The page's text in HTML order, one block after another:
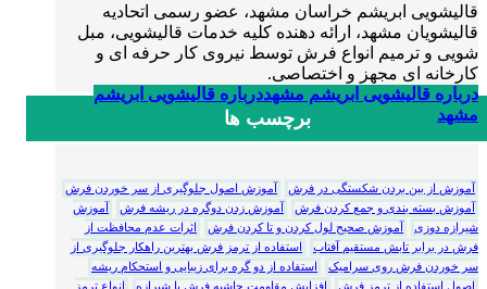
قالیشویی ابریشم خراسان مشهد، عضو رسمی اتحادیه
قالیشویان مشهد، ارائه دهنده کلیه خدمات قالیشویی، مبل
شویی و ترمیم انواع فرش توسط نیروی کار حرفه ای و
کارخانه ای مجهز و اختصاصی.
درباره قالیشویی ابریشم مشهددرباره قالیشویی ابریشم
مشهد
برچسب ها
آموزش از بین بردن شکستگی در فرش
آموزش اصول جلوگیری از سر خوردن فرش
آموزش بسته بندی و جمع کردن فرش
آموزش زدن دوگره در ریشه فرش
آموزش
شیرازه دوزی
آموزش صحیح لول کردن و تا کردن فرش
اثرات عدم محافظت از
فرش در برابر تابش مستقیم آفتاب
استفاده از ترمز فرش بهترین راهکار جلوگیری از
سر خوردن فرش روی سرامیک
استفاده از دو گره برای زیبایی و استحکام ریشه
اصول استفاده از ترمز فرش
افزایش مقاومت حاشیه فرش با شیرازه
انواع ترمز